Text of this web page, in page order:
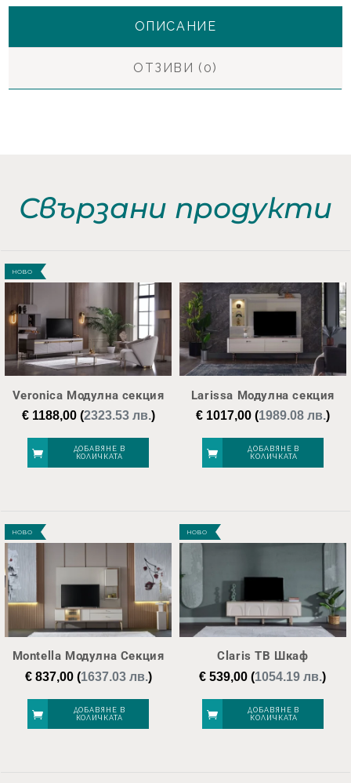
ОПИСАНИЕ
ОТЗИВИ (0)
Свързани продукти
НОВО
Veronica Модулна секция
€1188,00(2323.53 лв.)
ДОБАВЯНЕ В
КОЛИЧКАТА
Larissa Модулна секция
€1017,00(1989.08 лв.)
ДОБАВЯНЕ В
КОЛИЧКАТА
НОВО
Montella Модулна Секция
€837,00(1637.03 лв.)
ДОБАВЯНЕ В
КОЛИЧКАТА
НОВО
Claris ТВ Шкаф
€ 539,00 (1054.19 лв.)
ДОБАВЯНЕ В
КОЛИЧКАТА